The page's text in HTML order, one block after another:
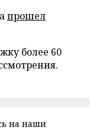
прошел
более 60
на наши